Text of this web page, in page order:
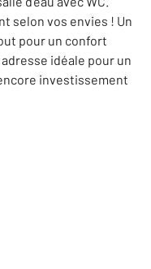
selon vos envies ! Un
pour un confort
idéale pour un
investissement